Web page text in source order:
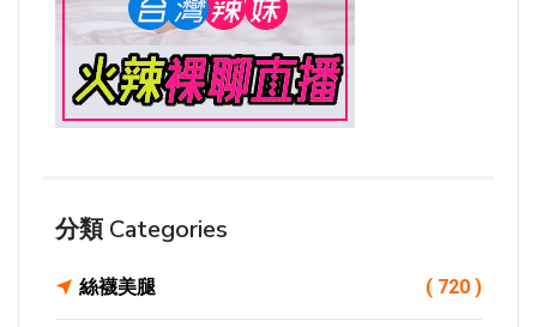
分類 Categories
絲襪美腿 ( 720 )